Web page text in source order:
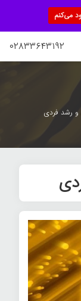
۰۲۸۳۳۶۴۳۱۹۲
و رشد فردی
می‌کنم